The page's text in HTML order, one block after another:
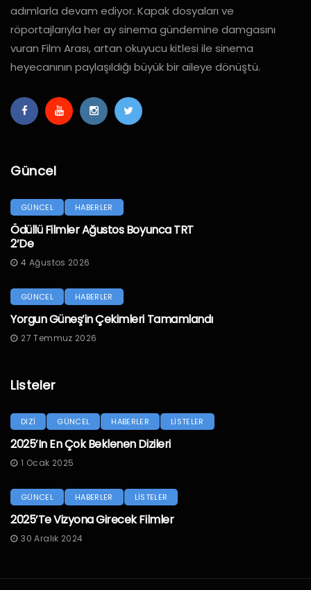
adımlarla devam ediyor. Kapak dosyaları ve
röportajlarıyla her ay sinema gündemine damgasını
vuran Film Arası, artan okuyucu kitlesi ile sinema
heyecanının paylaşıldığı büyük bir aileye dönüştü.
Güncel
GÜNCEL HABERLER
Ödüllü Filmler Ağustos Boyunca TRT
2’de
4 Ağustos 2026
GÜNCEL HABERLER
Yorgun Güneş’in Çekimleri Tamamlandı
27 Temmuz 2026
Listeler
DİZİ GÜNCEL HABERLER LİSTELER
2025’in En Çok Beklenen Dizileri
1 Ocak 2025
GÜNCEL HABERLER LİSTELER
2025’te Vizyona Girecek Filmler
30 Aralık 2024